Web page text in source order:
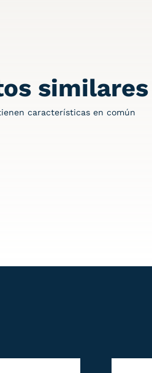
similares
características en común